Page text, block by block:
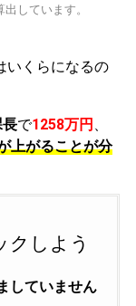
しています。
いくらになるの
で1258万円
上がることが分
クしよう
していません